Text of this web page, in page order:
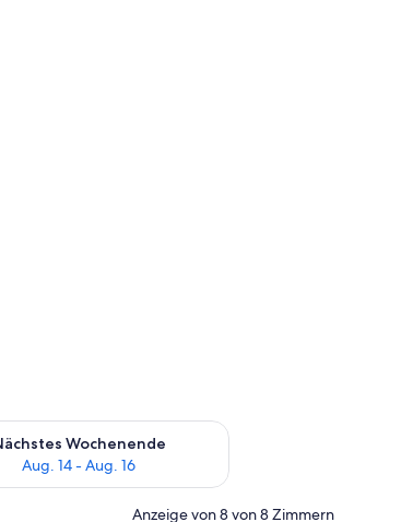
Aug. 7 - Aug. 9.
Wochenende
Aug. 14 - Aug. 16
die Verfügbarkeit für nächstes Wochenende, Aug.
Anzeige von 8 von 8 Zimmern